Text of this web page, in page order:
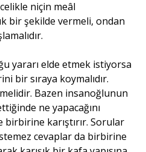
niçin meâl
bir şekilde vermeli, ondan
yararı elde etmek istiyorsa
bir sıraya koymalıdır.
Bazen insanoğlunun
ne yapacağını
birbirine karıştırır. Sorular
cevaplar da birbirine